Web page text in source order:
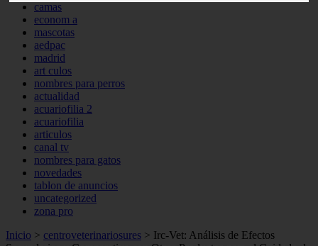
camas
econom a
mascotas
aedpac
madrid
art culos
nombres para perros
actualidad
acuariofilia 2
acuariofilia
articulos
canal tv
nombres para gatos
novedades
tablon de anuncios
uncategorized
zona pro
Inicio > centroveterinariosures > Irc-Vet: Análisis de Efectos